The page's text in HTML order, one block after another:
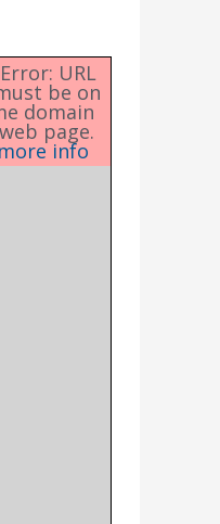
URL
be on
domain
page.
info